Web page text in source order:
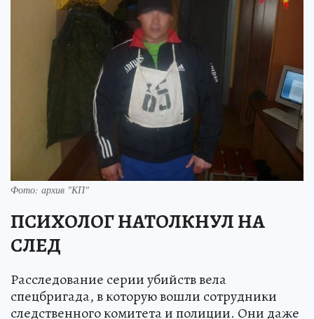
Фото: архив "КП"
ПСИХОЛОГ НАТОЛКНУЛ НА
СЛЕД
Расследование серии убийств вела
спецбригада, в которую вошли сотрудники
следственного комитета и полиции. Они даже